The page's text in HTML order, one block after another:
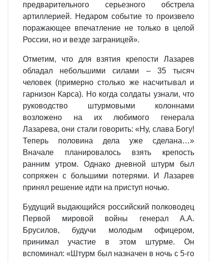
предварительного серьезного обстрела
артиллерией. Недаром событие то произвело
поражающее впечатление не только в целой
России, но и везде заграницей».
Отметим, что для взятия крепости Лазарев
обладал небольшими силами – 35 тысяч
человек (примерно столько же насчитывал и
гарнизон Карса). Но когда солдаты узнали, что
руководство штурмовыми колоннами
возложено на их любимого генерала
Лазарева, они стали говорить: «Ну, слава Богу!
Теперь половина дела уже сделана…»
Вначале планировалось взять крепость
ранним утром. Однако дневной штурм был
сопряжен с большими потерями. И Лазарев
принял решение идти на приступ ночью.
Будущий выдающийся российский полководец
Первой мировой войны генерал А.А.
Брусилов, будучи молодым офицером,
принимал участие в этом штурме. Он
вспоминал: «Штурм был назначен в ночь с 5-го